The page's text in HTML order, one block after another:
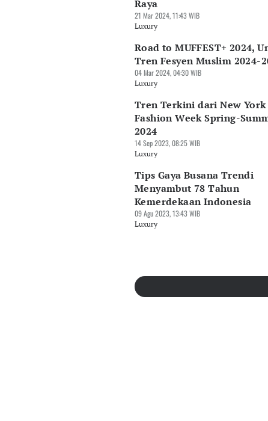
Raya
21 Mar 2024, 11:43 WIB
Luxury
Road to MUFFEST+ 2024,
Tren Fesyen Muslim 2024-
04 Mar 2024, 04:30 WIB
Luxury
Tren Terkini dari New York
Fashion Week Spring-
2024
14 Sep 2023, 08:25 WIB
Luxury
Tips Gaya Busana Trendi
Menyambut 78 Tahun
Kemerdekaan Indonesia
09 Agu 2023, 13:43 WIB
Luxury